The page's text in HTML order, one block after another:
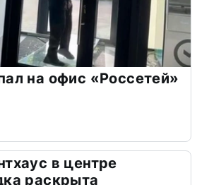
на офис «Россетей»
в центре
раскрыта